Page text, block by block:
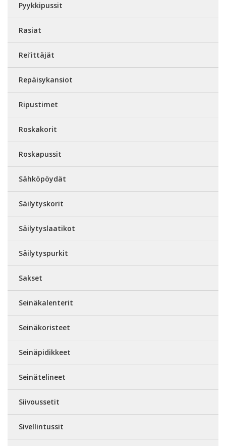
Pyykkipussit
Rasiat
Rei’ittäjät
Repäisykansiot
Ripustimet
Roskakorit
Roskapussit
Sähköpöydät
Säilytyskorit
Säilytyslaatikot
Säilytyspurkit
Sakset
Seinäkalenterit
Seinäkoristeet
Seinäpidikkeet
Seinätelineet
Siivoussetit
Sivellintussit